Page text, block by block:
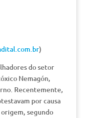
)
do setor
Nemagón,
Recentemente,
por causa
segundo